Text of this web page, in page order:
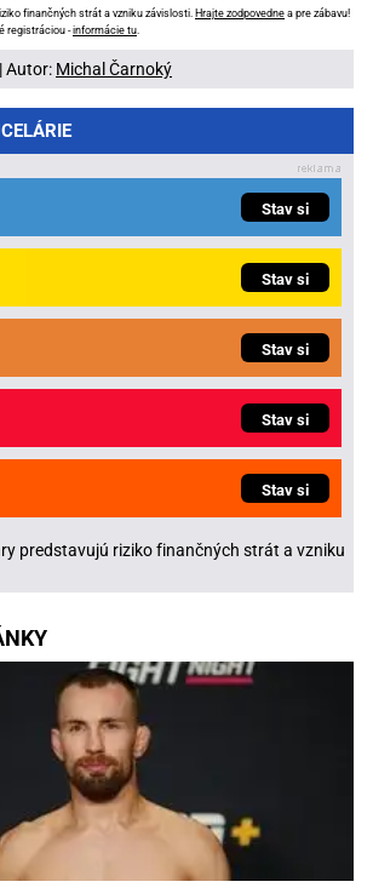
finančných strát a vzniku závislosti. Hrajte zodpovedne a pre zábavu!
registráciou -informácie tu.
Autor: Michal Čarnoký
Stav si
Stav si
Stav si
Stav si
Stav si
predstavujú riziko finančných strát a vzniku